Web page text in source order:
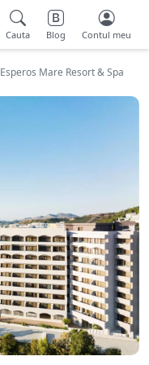
Cauta Blog Contul meu
Esperos Mare Resort & Spa